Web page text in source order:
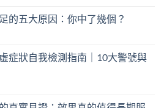
的五大原因：你中了幾個？
症狀自我檢測指南｜10大警號與